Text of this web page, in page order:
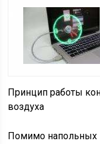
Принцип работы
воздуха
Помимо напольных